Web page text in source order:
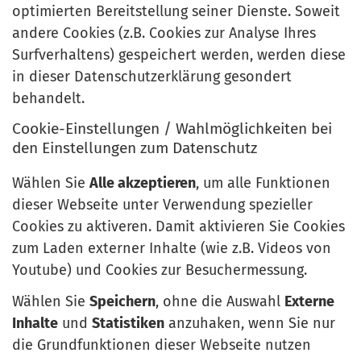
optimierten Bereitstellung seiner Dienste. Soweit
andere Cookies (z.B. Cookies zur Analyse Ihres
Surfverhaltens) gespeichert werden, werden diese
in dieser Datenschutzerklärung gesondert
behandelt.
Cookie-Einstellungen / Wahlmöglichkeiten bei
den Einstellungen zum Datenschutz
Wählen Sie Alle akzeptieren, um alle Funktionen
dieser Webseite unter Verwendung spezieller
Cookies zu aktiveren. Damit aktivieren Sie Cookies
zum Laden externer Inhalte (wie z.B. Videos von
Youtube) und Cookies zur Besuchermessung.
Wählen Sie Speichern, ohne die Auswahl Externe
Inhalte und Statistiken anzuhaken, wenn Sie nur
die Grundfunktionen dieser Webseite nutzen